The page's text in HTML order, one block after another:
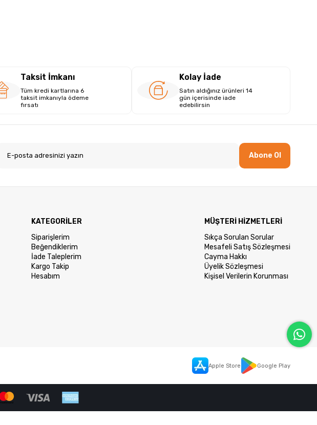
Taksit İmkanı
Tüm kredi kartlarına 6
taksit imkanıyla ödeme
fırsatı
Kolay İade
Satın aldığınız ürünleri 14
gün içerisinde iade
edebilirsin
Abone Ol
KATEGORİLER
Siparişlerim
Beğendiklerim
İade Taleplerim
Kargo Takip
Hesabım
MÜŞTERİ HİZMETLERİ
Sıkça Sorulan Sorular
Mesafeli Satış Sözleşmesi
Cayma Hakkı
Üyelik Sözleşmesi
Kişisel Verilerin Korunması
Apple Store Google Play